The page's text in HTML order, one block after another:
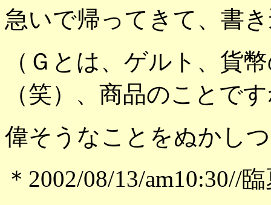
急いで帰ってきて、書
（Ｇとは、ゲルト、貨
（笑）、商品のことで
偉そうなことをぬかし
＊2002/08/13/am10:30//